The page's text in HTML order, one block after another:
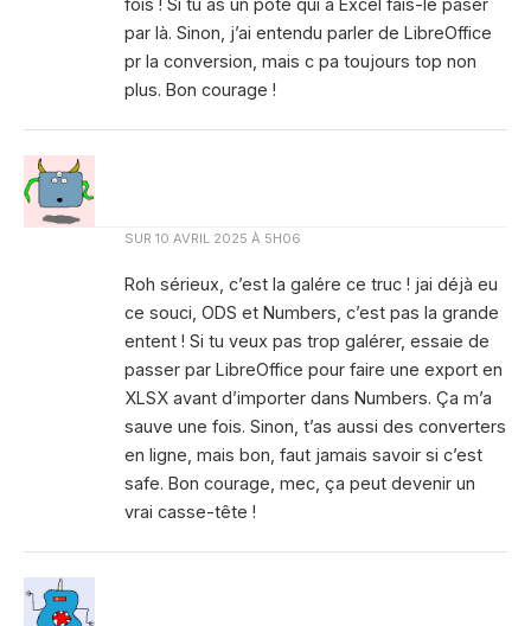
fois ! Si tu as un pote qui a Excel fais-le paser
par là. Sinon, j’ai entendu parler de LibreOffice
pr la conversion, mais c pa toujours top non
plus. Bon courage !
SUR 10 AVRIL 2025 À 5H06
Roh sérieux, c’est la galére ce truc ! jai déjà eu
ce souci, ODS et Numbers, c’est pas la grande
entent ! Si tu veux pas trop galérer, essaie de
passer par LibreOffice pour faire une export en
XLSX avant d’importer dans Numbers. Ça m’a
sauve une fois. Sinon, t’as aussi des converters
en ligne, mais bon, faut jamais savoir si c’est
safe. Bon courage, mec, ça peut devenir un
vrai casse-tête !